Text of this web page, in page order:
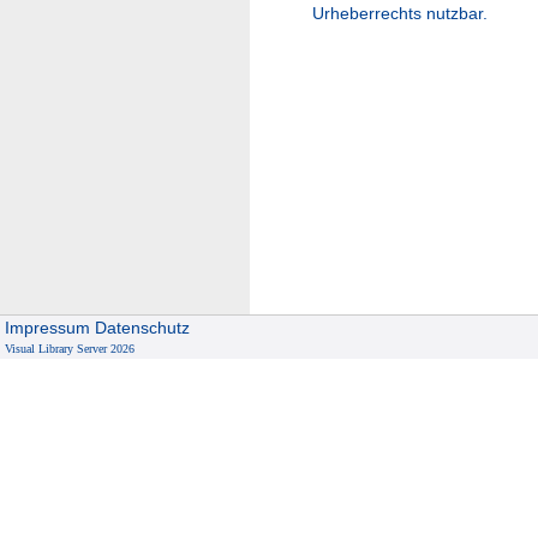
Urheberrechts nutzbar.
Impressum Datenschutz
Visual Library Server 2026